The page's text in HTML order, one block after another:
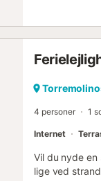
4 personer 1
Internet
Vil du nyde
lige ved